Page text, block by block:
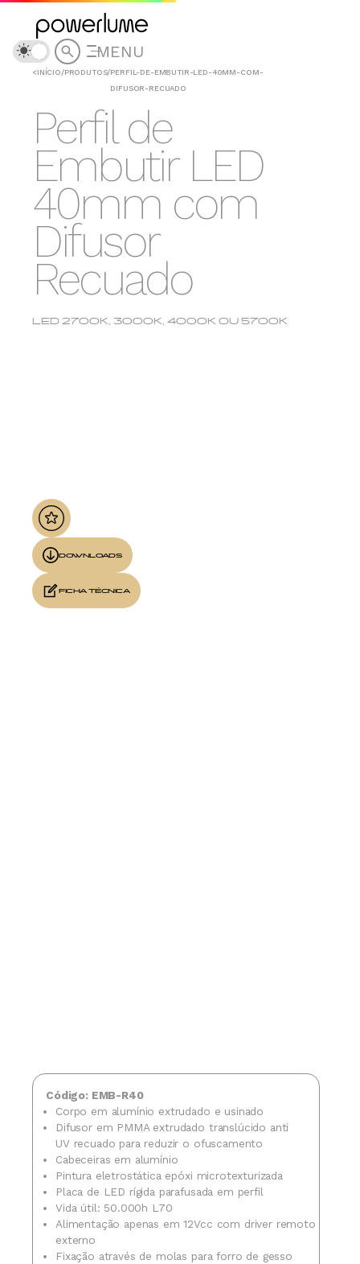
MENU
<INÍCIO/PRODUTOS/PERFIL-DE-EMBUTIR-LED-40MM-COM-
DIFUSOR-RECUADO
Perfil de
Embutir LED
40mm com
Difusor
Recuado
LED 2700K, 3000K, 4000K OU 5700K
DOWNLOADS
FICHA TÉCNICA
Código: EMB-R40
Corpo em alumínio extrudado e usinado
Difusor em PMMA extrudado translúcido anti
UV recuado para reduzir o ofuscamento
Cabeceiras em alumínio
Pintura eletrostática epóxi microtexturizada
Placa de LED rígida parafusada em perfil
Vida útil: 50.000h L70
Alimentação apenas em 12Vcc com driver remoto
externo
Fixação através de molas para forro de gesso